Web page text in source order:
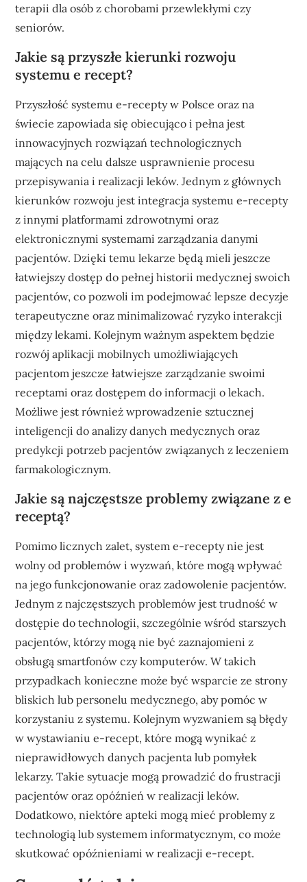
terapii dla osób z chorobami przewlekłymi czy
seniorów.
Jakie są przyszłe kierunki rozwoju
systemu e recept?
Przyszłość systemu e-recepty w Polsce oraz na
świecie zapowiada się obiecująco i pełna jest
innowacyjnych rozwiązań technologicznych
mających na celu dalsze usprawnienie procesu
przepisywania i realizacji leków. Jednym z głównych
kierunków rozwoju jest integracja systemu e-recepty
z innymi platformami zdrowotnymi oraz
elektronicznymi systemami zarządzania danymi
pacjentów. Dzięki temu lekarze będą mieli jeszcze
łatwiejszy dostęp do pełnej historii medycznej swoich
pacjentów, co pozwoli im podejmować lepsze decyzje
terapeutyczne oraz minimalizować ryzyko interakcji
między lekami. Kolejnym ważnym aspektem będzie
rozwój aplikacji mobilnych umożliwiających
pacjentom jeszcze łatwiejsze zarządzanie swoimi
receptami oraz dostępem do informacji o lekach.
Możliwe jest również wprowadzenie sztucznej
inteligencji do analizy danych medycznych oraz
predykcji potrzeb pacjentów związanych z leczeniem
farmakologicznym.
Jakie są najczęstsze problemy związane z e
receptą?
Pomimo licznych zalet, system e-recepty nie jest
wolny od problemów i wyzwań, które mogą wpływać
na jego funkcjonowanie oraz zadowolenie pacjentów.
Jednym z najczęstszych problemów jest trudność w
dostępie do technologii, szczególnie wśród starszych
pacjentów, którzy mogą nie być zaznajomieni z
obsługą smartfonów czy komputerów. W takich
przypadkach konieczne może być wsparcie ze strony
bliskich lub personelu medycznego, aby pomóc w
korzystaniu z systemu. Kolejnym wyzwaniem są błędy
w wystawianiu e-recept, które mogą wynikać z
nieprawidłowych danych pacjenta lub pomyłek
lekarzy. Takie sytuacje mogą prowadzić do frustracji
pacjentów oraz opóźnień w realizacji leków.
Dodatkowo, niektóre apteki mogą mieć problemy z
technologią lub systemem informatycznym, co może
skutkować opóźnieniami w realizacji e-recept.